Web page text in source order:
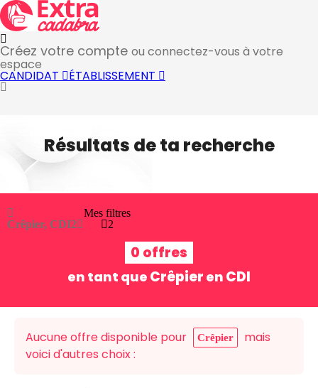
Créez votre compte ou connectez-vous à votre
espace
CANDIDAT ÉTABLISSEMENT
Résultats de ta recherche
Crêpier, CDI2
Mes filtres
2
0 offres
en tant que Crêpier en CDI
Aucune offre disponible pour Crêpier
mais
voici d'autres choix :